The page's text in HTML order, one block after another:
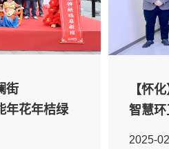
街
花年桔绿
【
包
【怀
智慧
2025-